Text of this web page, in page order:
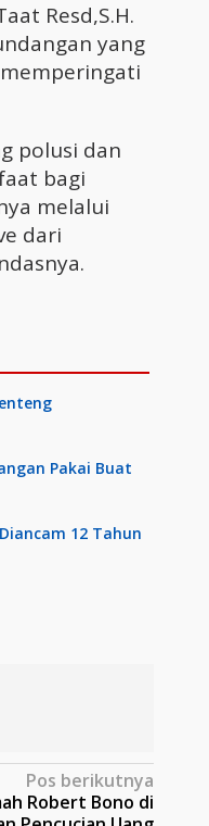
Resd,S.H.
yang
polusi dan
bagi
melalui
dari
Pakai Buat
12 Tahun
Pos berikutnya
Robert Bono di